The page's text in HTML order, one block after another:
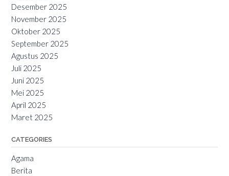
Desember 2025
November 2025
Oktober 2025
September 2025
Agustus 2025
Juli 2025
Juni 2025
Mei 2025
April 2025
Maret 2025
CATEGORIES
Agama
Berita